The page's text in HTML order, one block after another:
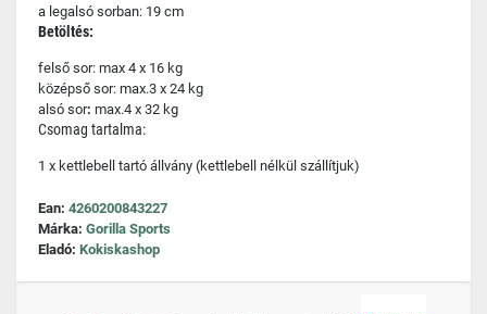
a legalsó sorban: 19 cm
Betöltés:
felső sor: max 4 x 16 kg
középső sor: max.3 x 24 kg
alsó sor: max.4 x 32 kg
Csomag tartalma:
1 x kettlebell tartó állvány (kettlebell nélkül szállítjuk)
Ean: 4260200843227
Márka: Gorilla Sports
Eladó: Kokiskashop